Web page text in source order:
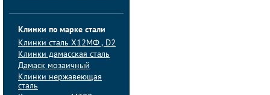
Клинки по марке стали
Клинки сталь Х12МФ , D2
Клинки дамасская сталь
Дамаск мозаичный
Клинки нержавеющая
сталь